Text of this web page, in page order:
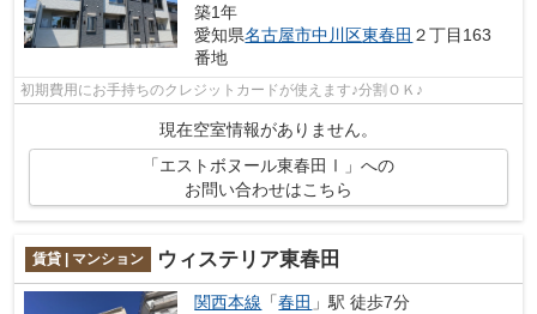
築1年
愛知県名古屋市中川区東春田 ２丁目163
番地
初期費用にお手持ちのクレジットカードが使えます♪分割ＯＫ♪
現在空室情報がありません。
「エストボヌール東春田Ⅰ」への
お問い合わせはこちら
賃貸 | マンション ウィステリア東春田
関西本線 「春田 」駅 徒歩7分